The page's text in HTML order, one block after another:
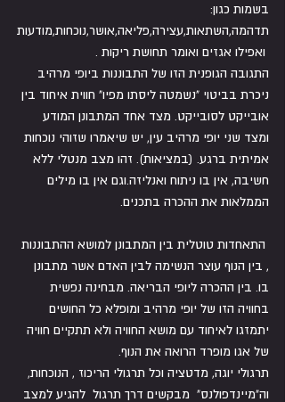
בשמות כגון:
תדהמה,השתאות,עצירה,פליאה,אושר,נוכחות,מודעות
ואפילו אגזים ואומר תחושת ריקות .
התגובה הגופנית הזו של התבוננות ביופי מרהיב
ניכרת בביטוי "נשמטה ליסתו מפיו" חווית איחוד בין
אובייקט לסובייקט. מצד אחד המתבונן המודע
ומצד שני יופי מרהיב עין, יש שיאמרו שזוהי נוכחות
אמיתית ברגע. (במציאות). זהו מצב מנטלי ללא
חשיבה, אין בו ניתוח ואנליזה.וגם אין בו מילים
הממלאות את ההכרה בתכנים.
התאחדות טוטלית בין המתבונן למושא ההתבוננות
, בין הנוף עוצר הנשימה לבין האדם אשר מתבונן
בו. בין ההכרה ליופי הבריאה. מבחינה נפשית
בחוויה הזו של יופי מרהיב ומופלא כל החושים
יתמזגו לאיחוד עם מושא החוויה ולא תתקיים חוויה
של אגו מופרד הרואה את הנוף.
תרגולי יוגה, מדטציה וכל תרגולי הריכוז , הנוכחות,
וה"מיינדפולנס"  מבקשים דרך תרגול  להגיע למצב